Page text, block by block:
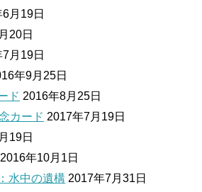
月19日
20日
月19日
年9月25日
ド 2016年8月25日
カード 2017年7月19日
19日
2016年10月1日
水中の遺構 2017年7月31日